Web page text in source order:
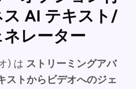
ス AI テキスト/
レーター
) は ストリーミングアバ
ストからビデオへのジェ